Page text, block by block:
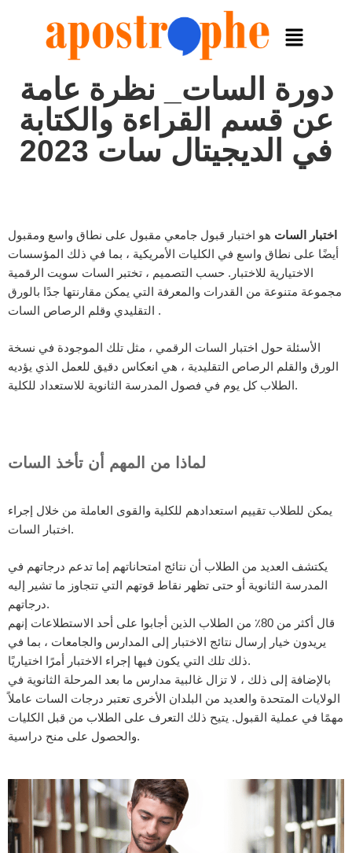
دورة السات_ نظرة عامة
عن قسم القراءة والكتابة
في الديجيتال سات 2023
اختبار السات هو اختبار قبول جامعي مقبول على نطاق واسع ومقبول
أيضًا على نطاق واسع في الكليات الأمريكية ، بما في ذلك المؤسسات
الاختيارية للاختبار. حسب التصميم ، تختبر السات سويت الرقمية
مجموعة متنوعة من القدرات والمعرفة التي يمكن مقارنتها جدًا بالورق
التقليدي وقلم الرصاص السات .
الأسئلة حول اختبار السات الرقمي ، مثل تلك الموجودة في نسخة
الورق والقلم الرصاص التقليدية ، هي انعكاس دقيق للعمل الذي يؤديه
الطلاب كل يوم في فصول المدرسة الثانوية للاستعداد للكلية.
يمكن للطلاب تقييم استعدادهم للكلية والقوى العاملة من خلال إجراء
اختبار السات.
يكتشف العديد من الطلاب أن نتائج امتحاناتهم إما تدعم درجاتهم في
المدرسة الثانوية أو حتى تظهر نقاط قوتهم التي تتجاوز ما تشير إليه
درجاتهم.
قال أكثر من 80٪ من الطلاب الذين أجابوا على أحد الاستطلاعات إنهم
يريدون خيار إرسال نتائج الاختبار إلى المدارس والجامعات ، بما في
ذلك تلك التي يكون فيها إجراء الاختبار أمرًا اختياريًا.
بالإضافة إلى ذلك ، لا تزال غالبية مدارس ما بعد المرحلة الثانوية في
الولايات المتحدة والعديد من البلدان الأخرى تعتبر درجات السات عاملاً
مهمًا في عملية القبول. يتيح ذلك التعرف على الطلاب من قبل الكليات
والحصول على منح دراسية.